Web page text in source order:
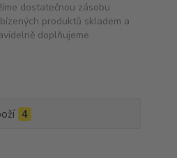
dostatečnou zásobu
produktů skladem a
doplňujeme
4